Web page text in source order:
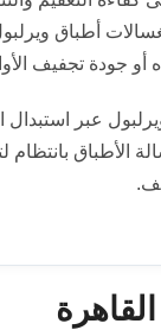
أطباق
جودة تجفيف
عبر استبدال
بانتظام